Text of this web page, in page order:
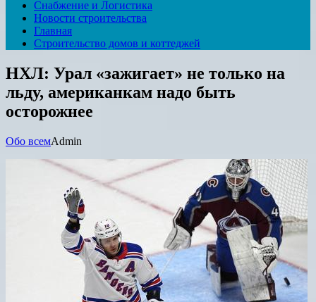
Снабжение и Логистика
Новости строительства
Главная
Строительство домов и коттеджей
НХЛ: Урал «зажигает» не только на
льду, американкам надо быть
осторожнее
Обо всемAdmin